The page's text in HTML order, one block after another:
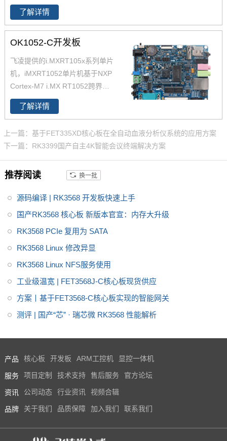
MXRT1052作为一款跨界核心
板，采用Cortex-M7架构微控制
器,主频却高达600MHz,高密度的
512KB TCM SRAM和16MB的高
速SDRAM，超快的实时响应，超
低的功耗，超强处理性能赋予了
RT1052视频编解码能力。
了解详情
OK1052-C开发板
飞凌提供的i.MXRT105x系列单片
机，iMXRT1052单片机基于NXP
Cortex-M7 i.MX RT1052跨界处
理器设计，底板+核心板分离结
构，开发更简单，imxrt1052核心
6866咨询。推荐iMXRT单片机，
性价比高。
了解详情
上一篇：基于FET335XD核心板在全自动血液分析仪系统的应用方案
下一篇：RK3399国产自主4K智能会议终端解决方案
推荐阅读 换一批
源码编译 | RK3568 开发板快速上手
国产RK3568 核心板 新版本官宣：内存大升级
RK3568 PCIe 复用为 SATA
RK3568 Linux 修改异显
RK3568 Linux NFS服务使用
工业级温宽 | FET3568J-C核心板现货供应
方案丨基于FET3568-C核心板实现的智能网关
测评 | 国产“芯” · 瑞芯微 RK3568 性能解析
产品 核心板 开发板 ARM工控机 显控一体机
服务 项目定制 技术支持 售后服务 官方论坛
资讯 公司动态 行业资讯 视频合辑
品牌 关于我们 品质保障 加入我们 联系我们